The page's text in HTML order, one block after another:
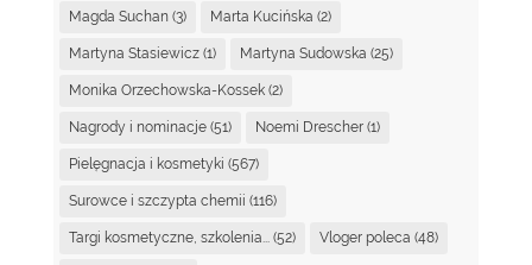
Magda Suchan(3) Marta Kucińska (2)
Martyna Stasiewicz(1) Martyna Sudowska (25)
Monika Orzechowska-Kossek(2)
Nagrody i nominacje(51) Noemi Drescher(1)
Pielęgnacja i kosmetyki (567)
Surowce i szczypta chemii (116)
Targi kosmetyczne, szkolenia...(52) Vloger poleca (48)